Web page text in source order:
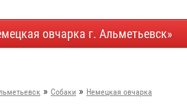
овчарка г. Альметьевск»
» Собаки » Немецкая овчарка